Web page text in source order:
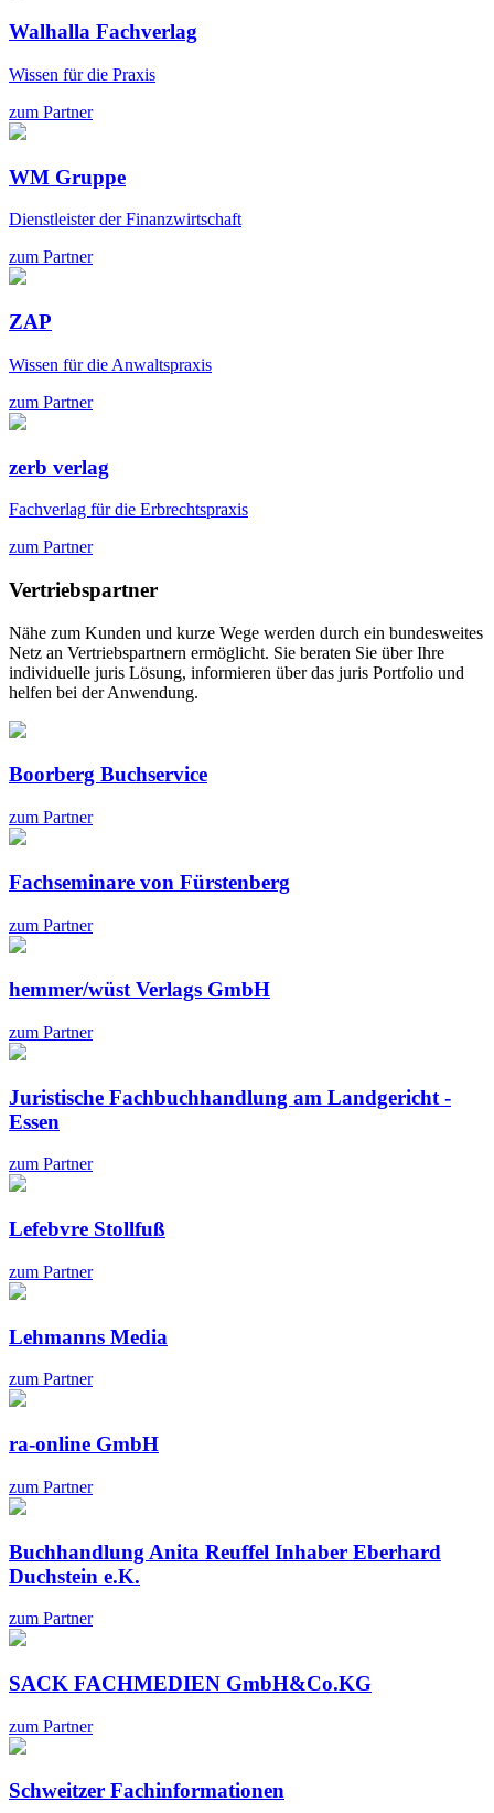
Walhalla Fachverlag
Wissen für die Praxis
zum Partner
WM Gruppe
Dienstleister der Finanzwirtschaft
zum Partner
ZAP
Wissen für die Anwaltspraxis
zum Partner
zerb verlag
Fachverlag für die Erbrechtspraxis
zum Partner
Vertriebspartner
Nähe zum Kunden und kurze Wege werden durch ein bundesweites
Netz an Vertriebspartnern ermöglicht. Sie beraten Sie über Ihre
individuelle juris Lösung, informieren über das juris Portfolio und
helfen bei der Anwendung.
Boorberg Buchservice
zum Partner
Fachseminare von Fürstenberg
zum Partner
hemmer/wüst Verlags GmbH
zum Partner
Juristische Fachbuchhandlung am Landgericht -
Essen
zum Partner
Lefebvre Stollfuß
zum Partner
Lehmanns Media
zum Partner
ra-online GmbH
zum Partner
Buchhandlung Anita Reuffel Inhaber Eberhard
Duchstein e.K.
zum Partner
SACK FACHMEDIEN GmbH&Co.KG
zum Partner
Schweitzer Fachinformationen